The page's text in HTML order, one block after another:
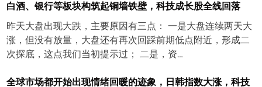
白酒、银行等板块构筑起铜墙铁壁，科技成长股全线回落
昨天大盘出现大跌，主要原因有三点： 一是大盘连续两天大
涨，但没有放量，大盘还有再次回踩前期低点附近，形成二
次探底，这点我们当初提示过； 二是，资…
全球市场都开始出现情绪回暖的迹象，日韩指数大涨，科技